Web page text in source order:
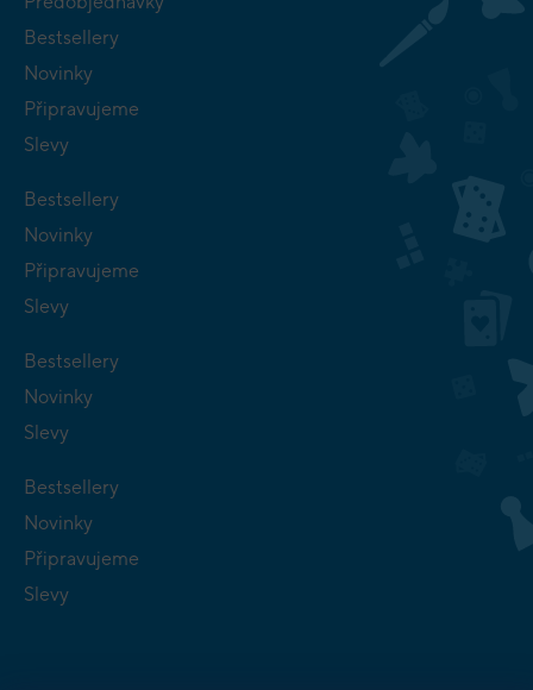
Bestsellery
Novinky
Připravujeme
Slevy
Bestsellery
Novinky
Připravujeme
Slevy
Bestsellery
Novinky
Slevy
Bestsellery
Novinky
Připravujeme
Slevy